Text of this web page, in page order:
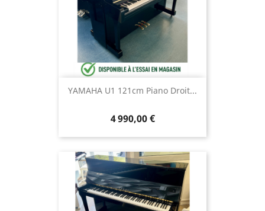
YAMAHA U1 121cm Piano Droit...
4 990,00 €